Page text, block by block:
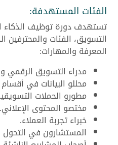
الفئات المستهدفة:
تستهدف دورة توظيف الذكاء
التسويق، الفئات
المعرفة والمهارات:
مدراء التسويق الرقمي
محللو البيانات في
مطورو الحملات
مختصو المحتوى الإعلاني.
خبراء تجربة العملاء.
المستشارون في التحول